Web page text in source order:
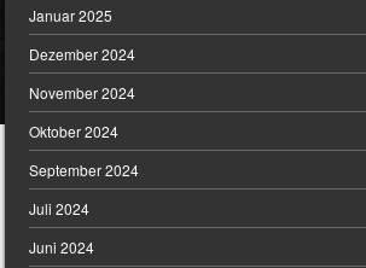
Januar 2025
Dezember 2024
November 2024
Oktober 2024
September 2024
Juli 2024
Juni 2024